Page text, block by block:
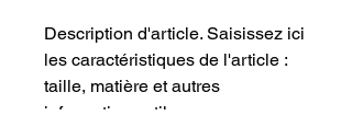
Description d'article. Saisissez ici
les caractéristiques de l'article :
taille, matière et autres
informations utiles.